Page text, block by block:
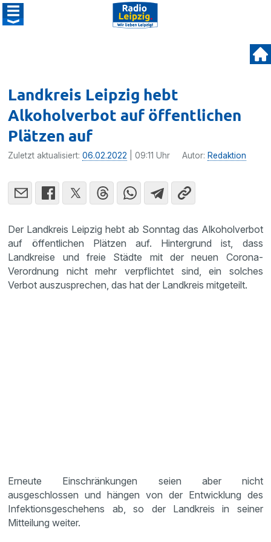
Landkreis Leipzig hebt
Alkoholverbot auf öffentlichen
Plätzen auf
Zuletzt aktualisiert:06.02.2022 | 09:11 Uhr Autor: Redaktion
Der Landkreis Leipzig hebt ab Sonntag das Alkoholverbot
auf öffentlichen Plätzen auf. Hintergrund ist, dass
Landkreise und freie Städte mit der neuen Corona-
Verordnung nicht mehr verpflichtet sind, ein solches
Verbot auszusprechen, das hat der Landkreis mitgeteilt.
Erneute Einschränkungen seien aber nicht
ausgeschlossen und hängen von der Entwicklung des
Infektionsgeschehens ab, so der Landkreis in seiner
Mitteilung weiter.